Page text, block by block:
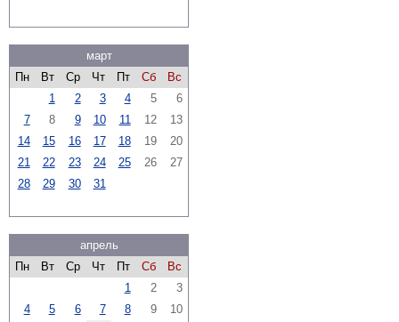
март
Пн
Вт Ср Чт Пт Сб
Вс
1
2 3 4 5
6
7
8 9 10 11 12
13
14
15 16 17 18 19
20
21
22 23 24 25 26
27
28
29 30 31
апрель
Пн
Вт Ср Чт Пт Сб
Вс
1
2
3
4
5 6 7 8 9
10